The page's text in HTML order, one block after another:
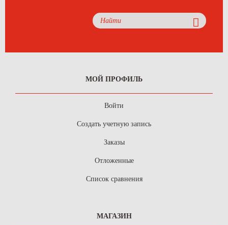
МОЙ ПРОФИЛЬ
Войти
Создать учетную запись
Заказы
Отложенные
Список сравнения
МАГАЗИН